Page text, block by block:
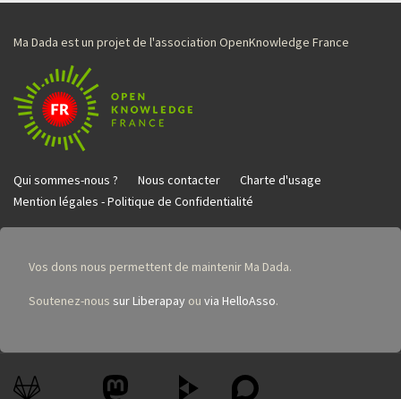
Ma Dada est un projet de l'association OpenKnowledge France
Qui sommes-nous ? Nous contacter
Charte d'usage
Mention légales - Politique de Confidentialité
Vos dons nous permettent de maintenir Ma Dada.
Soutenez-nous sur Liberapay ou via HelloAsso.